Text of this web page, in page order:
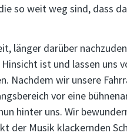
so weit weg sind, dass
länger darüber
ist und lassen
Nachdem wir unsere
vor eine
hinter uns. Wir
der Musik klackernden